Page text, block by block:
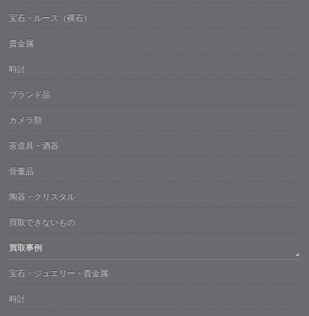
宝石・ルース（裸石）
貴金属
時計
ブランド品
カメラ類
茶道具・酒器
骨董品
陶器・クリスタル
買取できないもの
買取事例
宝石・ジュエリー・貴金属
時計